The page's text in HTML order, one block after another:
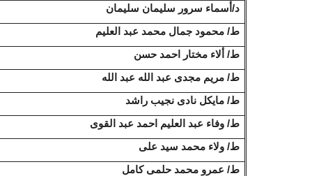
د/أسماء سرور سليمان سليمان
ط/ محمود جمال محمد عبد العليم
ط/ ألاء مختار احمد حسن
ط/ مريم مجدى عبد الله عبد الله
ط/ مايكل نادى نجيب راشد
ط/ وفاء عبد العليم احمد عبد القوى
ط/ ولاء محمد سيد على
ط/ عمرو محمد حلمى كامل